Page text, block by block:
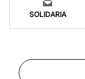
SOLIDARIA